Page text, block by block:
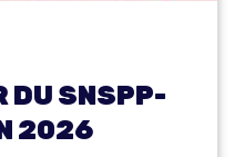
DU SNSPP-
2026